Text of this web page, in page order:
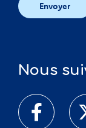
Envoyer
Nous